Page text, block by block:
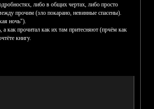
либо в общих чертах, либо просто
прочим (зло покарано, невинные спасены).
ночь").
как прочитал как их там притесняют (прчём как
книгу.